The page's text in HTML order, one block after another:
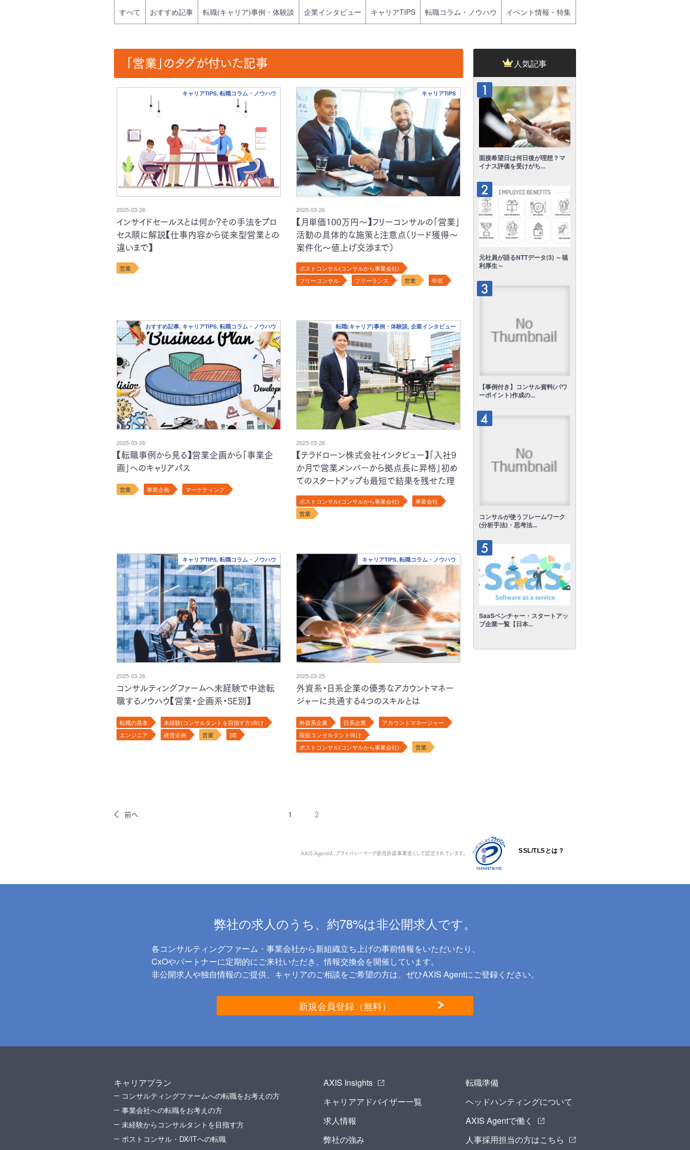
すべて おすすめ記事 転職(キャリア)事例・体験談 企業インタビュー キャリアTIPS 転職コラム・ノウハウ イベント情報・特集
「営業」のタグが付いた記事
キャリアTIPS, 転職コラム・ノウハウ
2025-03-26
インサイドセールスとは何か？その手法をプロ
セス順に解説【仕事内容から従来型営業との
違いまで】
営業
キャリアTIPS
2025-03-26
【月単価100万円～】フリーコンサルの「営業」
活動の具体的な施策と注意点（リード獲得～
案件化～値上げ交渉まで）
ポストコンサル(コンサルから事業会社)
フリーコンサル
フリーランス 営業 年収
おすすめ記事, キャリアTIPS, 転職コラム・ノウハウ
2025-03-26
【転職事例から見る】営業企画から「事業企
画」へのキャリアパス
営業 事業企画 マーケティング
転職(キャリア)事例・体験談, 企業インタビュー
2025-03-26
【テラドローン株式会社インタビュー】「入社9
か月で営業メンバーから拠点長に昇格」初め
てのスタートアップも最短で結果を残せた理
由とは？／東日本営業マネージャー 森田雄
志様
ポストコンサル(コンサルから事業会社)
事業会社
営業
キャリアTIPS, 転職コラム・ノウハウ
2025-03-26
コンサルティングファームへ未経験で中途転
職するノウハウ【営業・企画系・SE別】
転職の基本
未経験(コンサルタントを目指す方)向け
エンジニア
経営企画 営業 SE
キャリアTIPS, 転職コラム・ノウハウ
2025-03-25
外資系・日系企業の優秀なアカウントマネー
ジャーに共通する4つのスキルとは
外資系企業 日系企業
アカウントマネージャー
現役コンサルタント向け
ポストコンサル(コンサルから事業会社)
営業
前へ 1 2
人気記事
面接希望日は何日後が理想？マ
イナス評価を受けがち...
元社員が語るNTTデータ(3) ～福
利厚生～
【事例付き】コンサル資料(パワ
ーポイント)作成の...
コンサルが使うフレームワーク
(分析手法)・思考法...
SaaSベンチャー・スタートアッ
プ企業一覧【日本...
AXIS Agentは、 プライバシーマーク使用許諾事業者として認定されています。 SSL/TLSとは？
弊社の求人のうち、約78%は非公開求人です。
各コンサルティングファーム・事業会社から新組織立ち上げの事前情報をいただいたり、
CxOやパートナーに定期的にご来社いただき、情報交換会を開催しています。
非公開求人や独自情報のご提供、キャリアのご相談をご希望の方は、ぜひAXIS Agentにご登録ください。
新規会員登録（無料）
キャリアプラン
コンサルティングファームへの転職をお考えの方
事業会社への転職をお考えの方
未経験からコンサルタントを目指す方
ポストコンサル・DX/ITへの転職
AXIS Insights
キャリアアドバイザー一覧
求人情報
弊社の強み
転職準備
ヘッドハンティングについて
AXIS Agentで働く
人事採用担当の方はこちら